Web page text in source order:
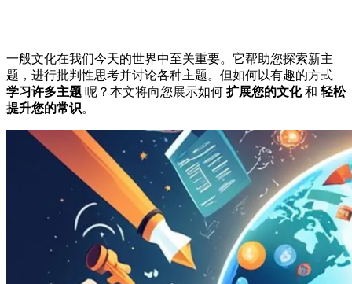
一般文化在我们今天的世界中至关重要。它帮助您探索新主
题，进行批判性思考并讨论各种主题。但如何以有趣的方式
学习许多主题 呢？本文将向您展示如何 扩展您的文化和 轻松
提升您的常识。